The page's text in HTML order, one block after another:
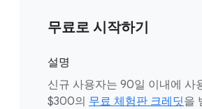
무료로 시작하기
설명
신규 사용자는 90일 이내에 사
$300의 무료 체험판 크레딧을